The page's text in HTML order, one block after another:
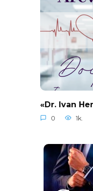
«Dr. Ivan
0 1k.